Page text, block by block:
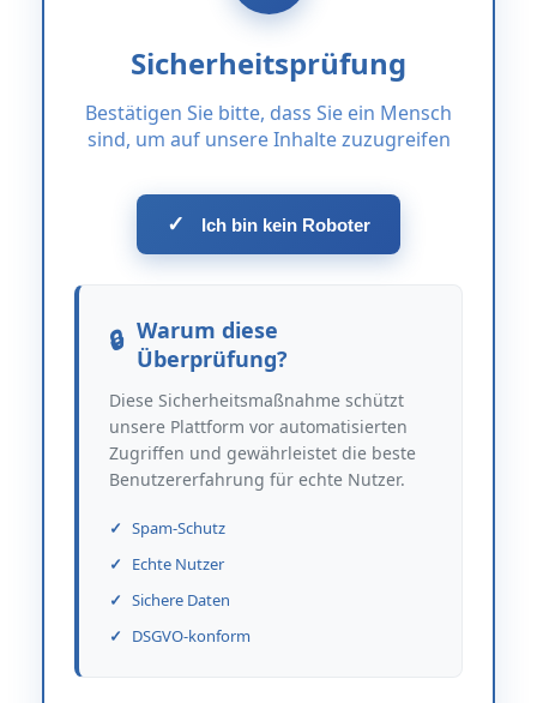
Sicherheitsprüfung
Bestätigen Sie bitte, dass Sie ein Mensch
sind, um auf unsere Inhalte zuzugreifen
✓ Ich bin kein Roboter
Warum diese
Überprüfung?
Diese Sicherheitsmaßnahme schützt
unsere Plattform vor automatisierten
Zugriffen und gewährleistet die beste
Benutzererfahrung für echte Nutzer.
Spam-Schutz
Echte Nutzer
Sichere Daten
DSGVO-konform